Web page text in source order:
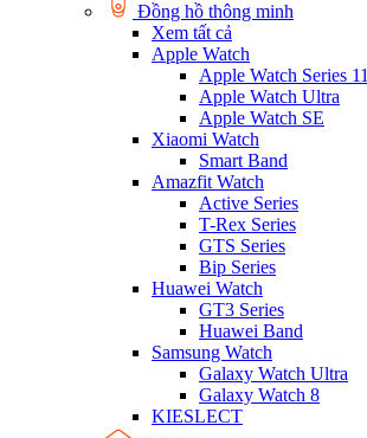
Đồng hồ thông minh
Xem tất cả
Apple Watch
Apple Watch Series 11
Apple Watch Ultra
Apple Watch SE
Xiaomi Watch
Smart Band
Amazfit Watch
Active Series
T-Rex Series
GTS Series
Bip Series
Huawei Watch
GT3 Series
Huawei Band
Samsung Watch
Galaxy Watch Ultra
Galaxy Watch 8
KIESLECT